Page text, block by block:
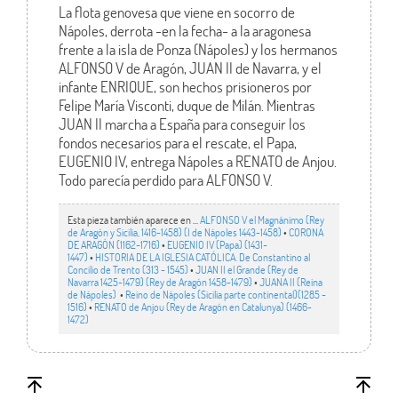
La flota genovesa que viene en socorro de
Nápoles, derrota -en la fecha- a la aragonesa
frente a la isla de Ponza (Nápoles) y los hermanos
ALFONSO V de Aragón, JUAN II de Navarra, y el
infante ENRIQUE, son hechos prisioneros por
Felipe María Visconti, duque de Milán. Mientras
JUAN II marcha a España para conseguir los
fondos necesarios para el rescate, el Papa,
EUGENIO IV, entrega Nápoles a RENATO de Anjou.
Todo parecía perdido para ALFONSO V.
Esta pieza también aparece en ... ALFONSO V el Magnánimo (Rey
de Aragón y Sicilia, 1416-1458) (I de Nápoles 1443-1458)•CORONA
DE ARAGÓN (1162-1716)• EUGENIO IV (Papa) (1431-
1447)• HISTORIA DE LA IGLESIA CATÓLICA. De Constantino al
Concilio de Trento (313 - 1545)•JUAN II el Grande (Rey de
Navarra 1425-1479) (Rey de Aragón 1458-1479)•JUANA II (Reina
de Nápoles) • Reino de Nápoles (Sicilia parte continental)(1285 -
1516)• RENATO de Anjou (Rey de Aragón en Catalunya) (1466-
1472)